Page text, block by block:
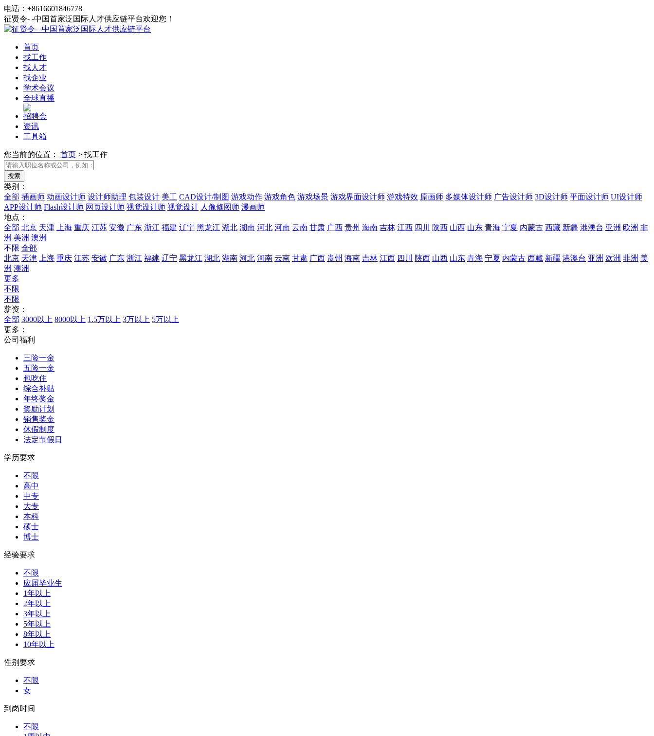
电话：+8616601846778
征贤令- -中国首家泛国际人才供应链平台欢迎您！
首页
找工作
找人才
找企业
学术会议
全球直播
招聘会
资讯
工具箱
您当前的位置： 首页 > 找工作
类别：
全部 插画师 动画设计师 设计师助理 包装设计 美工 CAD设计/制图 游戏动作 游戏角色 游戏场景 游戏界面设计师 游戏特效 原画师 多媒体设计师 广告设计师 3D设计师 平面设计师 UI设计师
APP设计师 Flash设计师 网页设计师 视觉设计师 视觉设计 人像修图师 漫画师
地点：
全部 北京 天津 上海 重庆 江苏 安徽 广东 浙江 福建 辽宁 黑龙江 湖北 湖南 河北 河南 云南 甘肃 广西 贵州 海南 吉林 江西 四川 陕西 山西 山东 青海 宁夏 内蒙古 西藏 新疆 港澳台 亚洲 欧洲 非
洲 美洲 澳洲
不限 全部
北京 天津 上海 重庆 江苏 安徽 广东 浙江 福建 辽宁 黑龙江 湖北 湖南 河北 河南 云南 甘肃 广西 贵州 海南 吉林 江西 四川 陕西 山西 山东 青海 宁夏 内蒙古 西藏 新疆 港澳台 亚洲 欧洲 非洲 美
洲 澳洲
更多
不限
不限
薪资：
全部 3000以上 8000以上 1.5万以上 3万以上 5万以上
更多：
公司福利
三险一金
五险一金
包吃住
综合补贴
年终奖金
奖励计划
销售奖金
休假制度
法定节假日
学历要求
不限
高中
中专
大专
本科
硕士
博士
经验要求
不限
应届毕业生
1年以上
2年以上
3年以上
5年以上
8年以上
10年以上
性别要求
不限
女
到岗时间
不限